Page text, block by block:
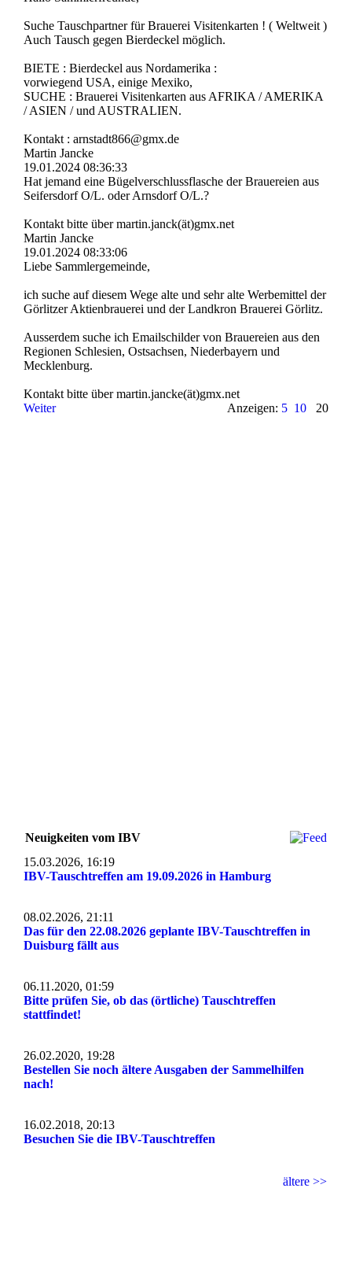
Suche Tauschpartner für Brauerei Visitenkarten ! ( Weltweit )
Auch Tausch gegen Bierdeckel möglich.
BIETE : Bierdeckel aus Nordamerika :
vorwiegend USA, einige Mexiko,
SUCHE : Brauerei Visitenkarten aus AFRIKA / AMERIKA
/ ASIEN / und AUSTRALIEN.
Kontakt : arnstadt866@gmx.de
Martin Jancke
19.01.2024 08:36:33
Hat jemand eine Bügelverschlussflasche der Brauereien aus
Seifersdorf O/L. oder Arnsdorf O/L.?
Kontakt bitte über martin.janck(ät)gmx.net
Martin Jancke
19.01.2024 08:33:06
Liebe Sammlergemeinde,
ich suche auf diesem Wege alte und sehr alte Werbemittel der
Görlitzer Aktienbrauerei und der Landkron Brauerei Görlitz.
Ausserdem suche ich Emailschilder von Brauereien aus den
Regionen Schlesien, Ostsachsen, Niederbayern und
Mecklenburg.
Kontakt bitte über martin.­jancke(­ät)­gmx.­net
Weiter
Anzeigen: 5 10 20
Neuigkeiten vom IBV
15.03.2026, 16:19
IBV-Tauschtreffen am 19.09.2026 in Hamburg
08.02.2026, 21:11
Das für den 22.08.2026 geplante IBV-Tauschtreffen in
Duisburg fällt aus
06.11.2020, 01:59
Bitte prüfen Sie, ob das (örtliche) Tauschtreffen
stattfindet!
26.02.2020, 19:28
Bestellen Sie noch ältere Ausgaben der Sammelhilfen
nach!
16.02.2018, 20:13
Besuchen Sie die IBV-Tauschtreffen
ältere >>